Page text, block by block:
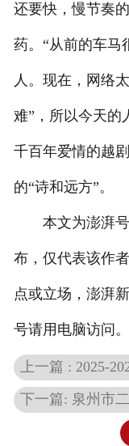
还要快，慢节奏
药。“从前的车马
人。现在，网络
难”，所以今天的
千百年爱情的越
的“诗和远方”。
本文为澎湃号
布，仅代表该作
点或立场，澎湃
号请用电脑访问。